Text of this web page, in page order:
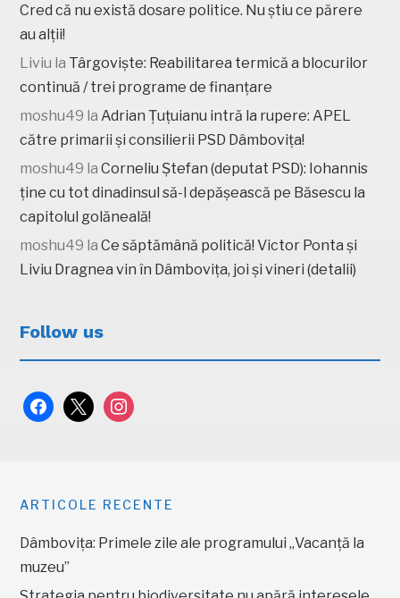
Cred că nu există dosare politice. Nu știu ce părere
au alții!
Liviu la Târgoviște: Reabilitarea termică a blocurilor
continuă / trei programe de finanțare
moshu49 laAdrian Țuțuianu intră la rupere: APEL
către primarii și consilierii PSD Dâmbovița!
moshu49 laCorneliu Ștefan (deputat PSD): Iohannis
ține cu tot dinadinsul să-l depășească pe Băsescu la
capitolul golăneală!
moshu49 laCe săptămână politică! Victor Ponta și
Liviu Dragnea vin în Dâmbovița, joi și vineri (detalii)
Follow us
facebook
x instagram
ARTICOLE RECENTE
Dâmbovița: Primele zile ale programului „Vacanță la
muzeu”